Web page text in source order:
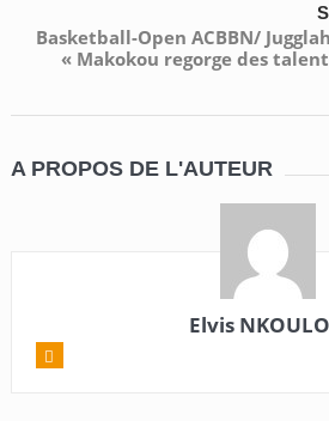
Basketball-Open ACBBN/
« Makokou regorge des
A PROPOS DE L'AUTEUR
Elvis